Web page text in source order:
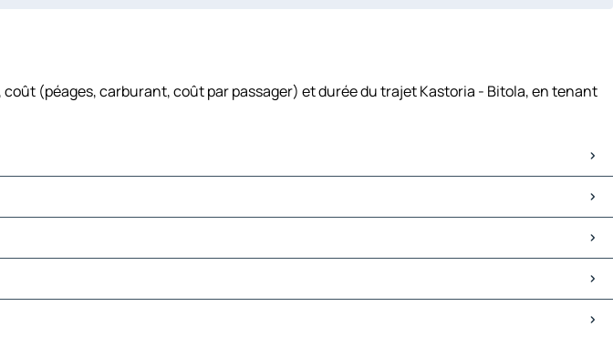
(péages, carburant, coût par passager) et durée du trajet Kastoria - Bitola, en tenant